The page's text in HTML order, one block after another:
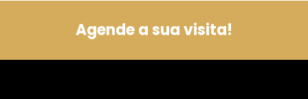
Agende a sua visita!